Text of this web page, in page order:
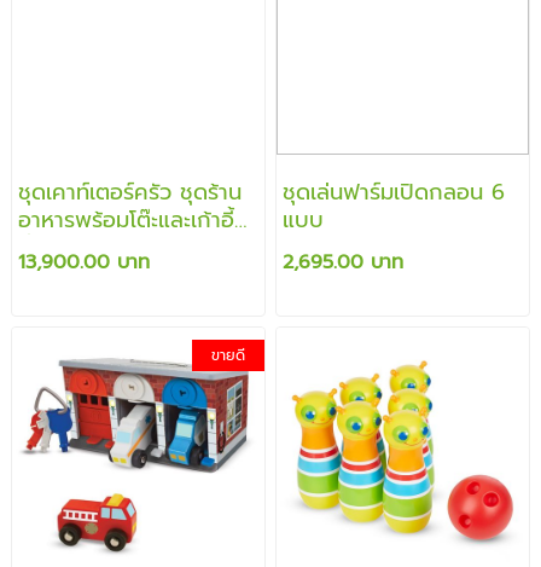
ชุดเคาท์เตอร์ครัว ชุดร้าน
อาหารพร้อมโต๊ะและเก้าอี้
นั่ง ส่งเสริมการเรียนรู้การ
ทำอาหาร การเรียนรู้การ
13,900.00 บาท
ชุดเล่นฟาร์มเปิดกลอน 6
แบบ
2,695.00 บาท
ขายดี